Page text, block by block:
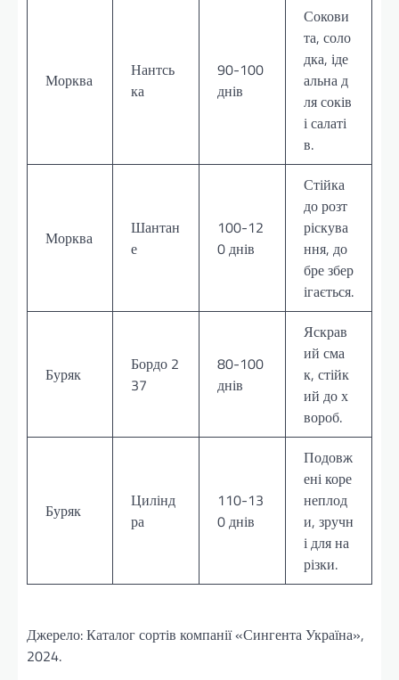
Морква
Нантсь
ка
90-100
днів
Сокови
та, соло
дка, іде
альна д
ля соків
і салаті
в.
Морква
Шантан
е
100-12
0 днів
Стійка
до розт
ріскува
ння, до
бре збер
ігається.
Буряк
Бордо 2
37
80-100
днів
Яскрав
ий сма
к, стійк
ий до х
вороб.
Буряк
Цилінд
ра
110-13
0 днів
Подовж
ені коре
неплод
и, зручн
і для на
різки.
Джерело: Каталог сортів компанії «Сингента Україна»,
2024.